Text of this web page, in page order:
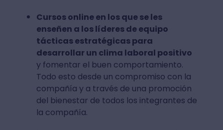
Cursos online en los que se les
enseñen a los líderes de equipo
tácticas estratégicas para
desarrollar un clima laboral positivo
y fomentar el buen comportamiento.
Todo esto desde un compromiso con la
compañía y a través de una promoción
del bienestar de todos los integrantes de
la compañía.